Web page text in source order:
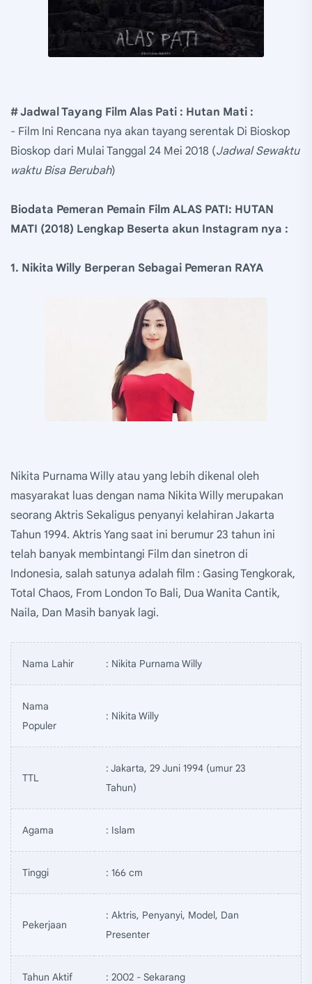
# Jadwal Tayang Film Alas Pati : Hutan Mati :
- Film Ini Rencana nya akan tayang serentak Di Bioskop
Bioskop dari Mulai Tanggal 24 Mei 2018 (Jadwal Sewaktu
waktu Bisa Berubah)
Biodata Pemeran Pemain Film ALAS PATI: HUTAN
MATI (2018) Lengkap Beserta akun Instagram nya :
1. Nikita Willy Berperan Sebagai Pemeran RAYA
Nikita Purnama Willy atau yang lebih dikenal oleh
masyarakat luas dengan nama Nikita Willy merupakan
seorang Aktris Sekaligus penyanyi kelahiran Jakarta
Tahun 1994. Aktris Yang saat ini berumur 23 tahun ini
telah banyak membintangi Film dan sinetron di
Indonesia, salah satunya adalah film : Gasing Tengkorak,
Total Chaos, From London To Bali, Dua Wanita Cantik,
Naila, Dan Masih banyak lagi.
Nama Lahir : Nikita Purnama Willy
Nama
Populer
: Nikita Willy
TTL
: Jakarta, 29 Juni 1994 (umur 23
Tahun)
Agama : Islam
Tinggi : 166 cm
Pekerjaan
: Aktris, Penyanyi, Model, Dan
Presenter
Tahun Aktif : 2002 - Sekarang